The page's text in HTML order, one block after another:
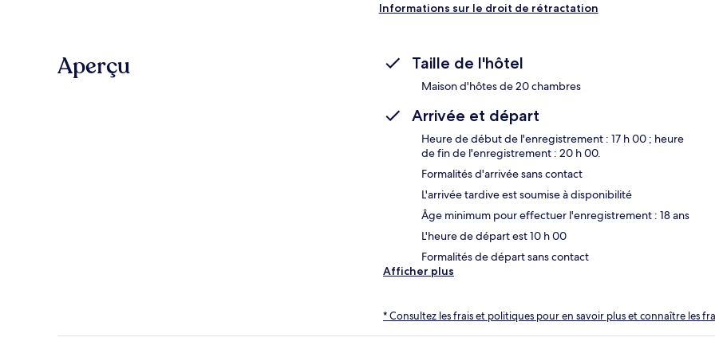
Informations sur le droit de rétractation
Aperçu Taille de l'hôtel
Maison d'hôtes de 20 chambres
Arrivée et départ
Heure de début de l'enregistrement : 17 h 00 ; heure
de fin de l'enregistrement : 20 h 00.
Formalités d'arrivée sans contact
L'arrivée tardive est soumise à disponibilité
Âge minimum pour effectuer l'enregistrement : 18 ans
L'heure de départ est 10 h 00
Formalités de départ sans contact
Afficher plus
* Consultez les frais et politiques pour en savoir plus et connaître les